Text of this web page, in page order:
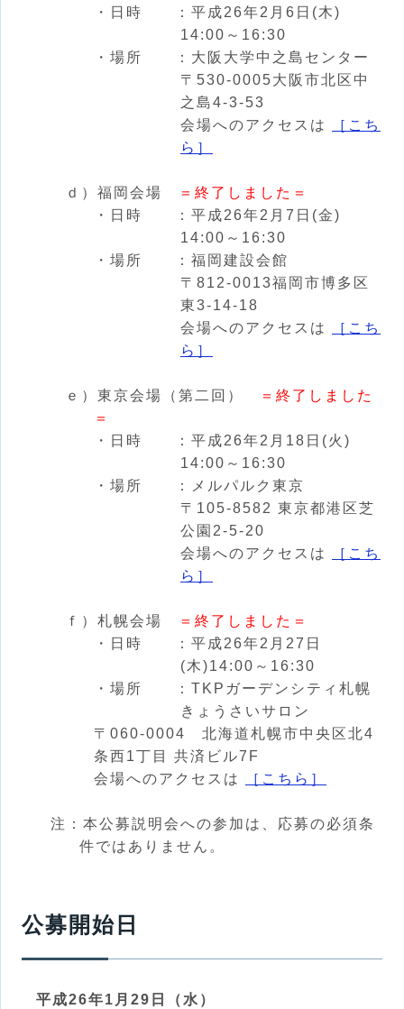
・日時 ：平成26年2月6日(木)
14:00～16:30
・場所 ：大阪大学中之島センター
〒530-0005大阪市北区中
之島4-3-53
会場へのアクセスは
［こち
ら］
ｄ）福岡会場
＝終了しました＝
・日時 ：平成26年2月7日(金)
14:00～16:30
・場所 ：福岡建設会館
〒812-0013福岡市博多区
東3-14-18
会場へのアクセスは
［こち
ら］
ｅ）東京会場（第二回）
＝終了しました
＝
・日時 ：平成26年2月18日(火)
14:00～16:30
・場所 ：メルパルク東京
〒105-8582 東京都港区芝
公園2-5-20
会場へのアクセスは
［こち
ら］
ｆ）札幌会場
＝終了しました＝
・日時 ：平成26年2月27日
(木)14:00～16:30
・場所 ：TKPガーデンシティ札幌
きょうさいサロン
〒060-0004 北海道札幌市中央区北4
条西1丁目 共済ビル7F
会場へのアクセスは
［こちら］
注：本公募説明会への参加は、応募の必須条
件ではありません。
公募開始日
平成26年1月29日（水）